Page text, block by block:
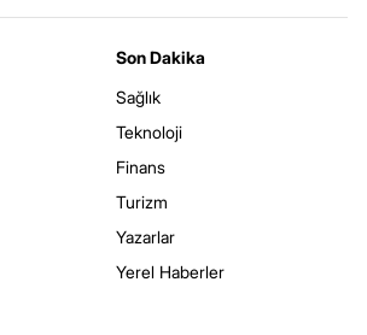
Son Dakika
Sağlık
Teknoloji
Finans
Turizm
Yazarlar
Yerel Haberler